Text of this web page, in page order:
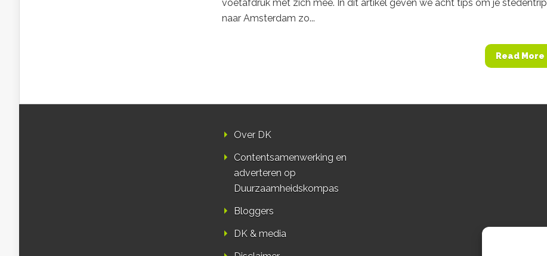
voetafdruk met zich mee. In dit artikel geven we acht tips om je stedentrip
naar Amsterdam zo...
Read More
Over DK
Contentsamenwerking en
adverteren op
Duurzaamheidskompas
Bloggers
DK & media